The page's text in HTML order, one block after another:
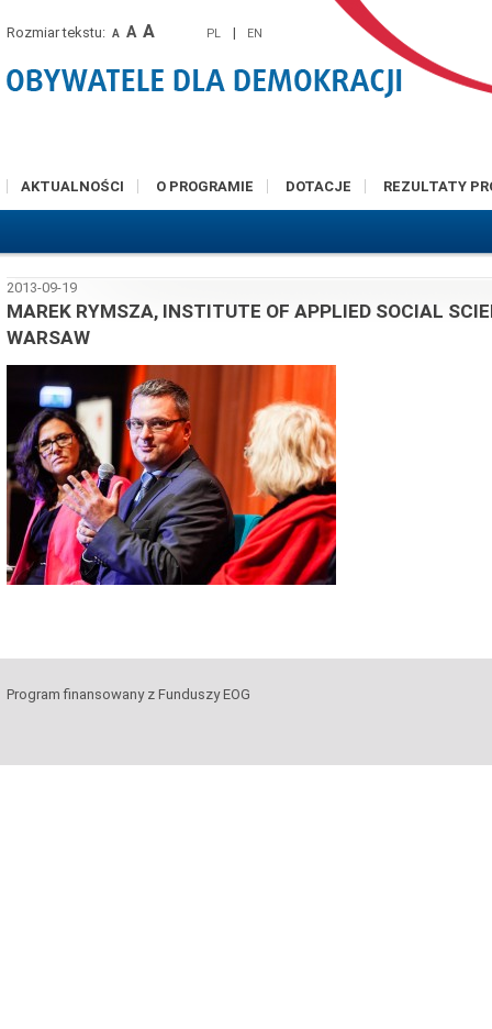
Rozmiar tekstu: A A A PL | EN
AKTUALNOŚCI O PROGRAMIE DOTACJE REZULTATY
2013-09-19
MAREK RYMSZA, INSTITUTE OF APPLIED SOCIAL
WARSAW
Program finansowany z Funduszy EOG